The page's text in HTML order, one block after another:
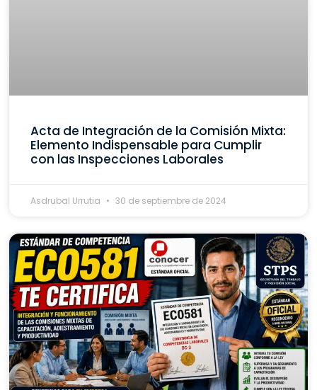
Acta de Integración de la Comisión Mixta:
Elemento Indispensable para Cumplir
con las Inspecciones Laborales
Asdrubal Urrutia 30 de septiembre de 2024